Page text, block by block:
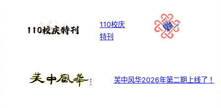
110校庆
特刊
芙中风华2026年第二期上线了！